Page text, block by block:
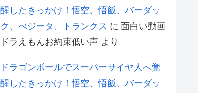
醒したきっかけ！悟空、悟飯、バーダッ
ク、べジータ、トランクス に 面白い動画
ドラえもんお約束低い声 より
ドラゴンボールでスーパーサイヤ人へ覚
醒したきっかけ！悟空、悟飯、バーダッ